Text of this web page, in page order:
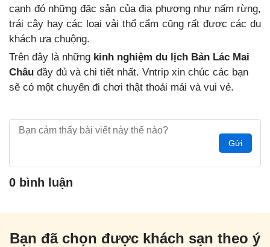
cạnh đó những đặc sản của địa phương như nấm rừng,
trái cây hay các loại vải thổ cẩm cũng rất được các du
khách ưa chuộng.
Trên đây là những kinh nghiệm du lịch Bản Lác Mai
Châu đầy đủ và chi tiết nhất. Vntrip xin chúc các bạn
sẽ có một chuyến đi chơi thật thoải mái và vui vẻ.
Gửi
0 bình luận
Bạn đã chọn được khách sạn theo ý